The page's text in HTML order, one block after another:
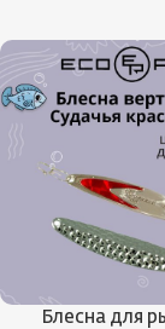
Блесна для